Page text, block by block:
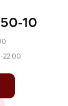
10
22:00